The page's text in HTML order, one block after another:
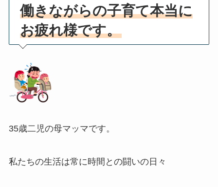
働きながらの子育て本当に
お疲れ様です。
35歳二児の母マッマです。
私たちの生活は常に時間との闘いの日々